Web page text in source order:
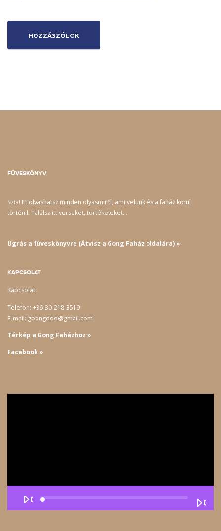
FÜVESKÖNYV
Szia! Itt olvashatsz minden olyasmiről, ami velünk és a faház körül
történil. Találsz itt verseket, törtéketeket…
Ugrás a füveskönyvre (Átvisz a Gong Faház oldalára) »
KAPCSOLAT
Kapcsolat:
Telefon: +36-30-218-3519
E-mail: goongdoo@gmail.com
Térkép a Gong Faházhoz »
Facebook »